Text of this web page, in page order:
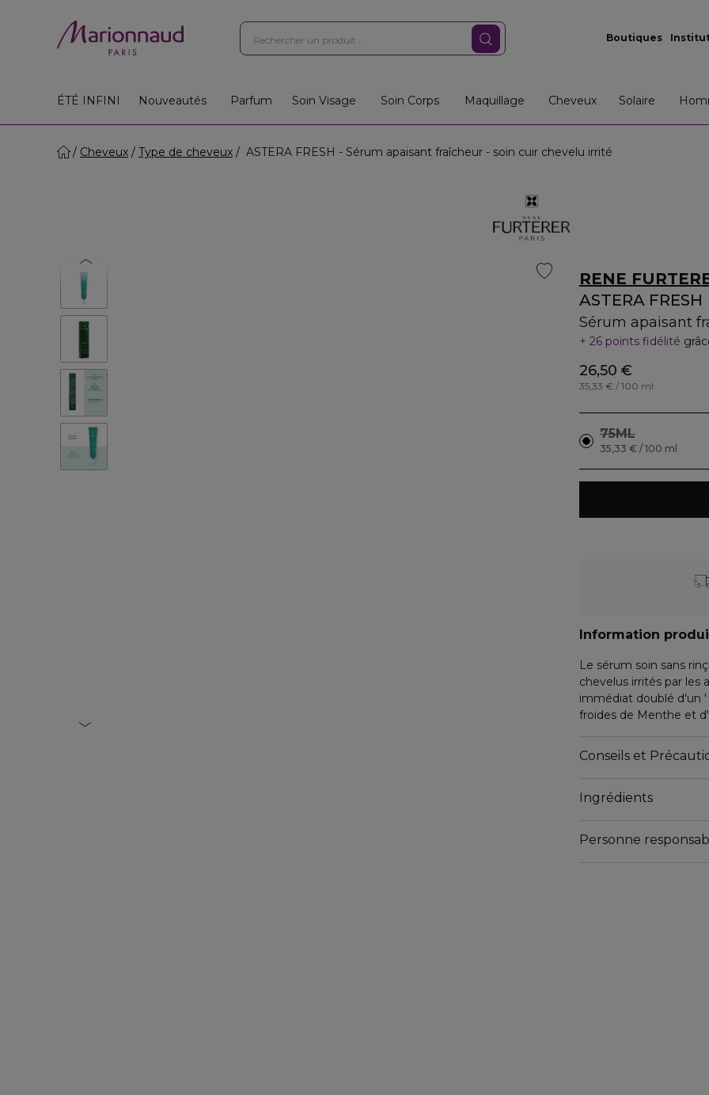
Boutiques
ÉTÉ INFINI Nouveautés Parfum Soin Visage Soin Corps Maquillage Cheveux Solaire
Cheveux Type de cheveux ASTERA FRESH - Sérum apaisant fraîcheur - soin cuir chevelu irrité
RENE
ASTERA FRESH
Sérum apaisant
26 points fidélité
26,50 €
35,33 € / 100 ml
75ML
35,33 € / 100 ml
Information
Le sérum soin sans
chevelus irrités par les
immédiat doublé d'un '
froides de Menthe et
santé. Formule 95%
Le Green Impact
Conseils et
Ingrédients
Personne